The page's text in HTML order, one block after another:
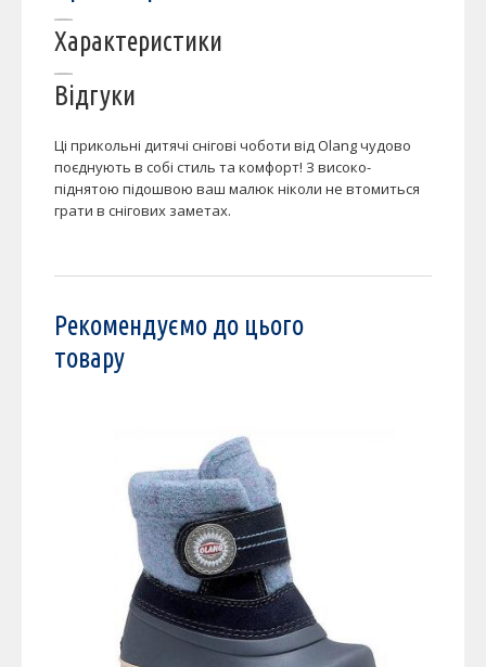
Характеристики
Відгуки
Ці прикольні дитячі снігові чоботи від Olang чудово
поєднують в собі стиль та комфорт! З високо-
піднятою підошвою ваш малюк ніколи не втомиться
грати в снігових заметах.
Рекомендуємо до цього
товару